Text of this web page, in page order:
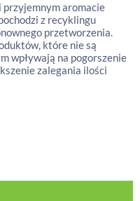
aromacie
z recyklingu
przetworzenia.
które nie są
wpływają na pogorszenie
zalegania ilości